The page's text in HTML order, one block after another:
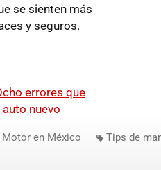
se sienten más
y seguros.
errores que
nuevo
Motor en México Tips de